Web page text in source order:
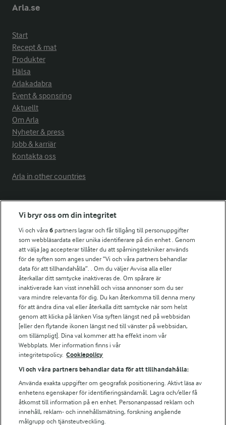
Arla.se
Start
Recept & mat
Produkter
Hälsa
Arlakadabra
Event & sponsring
Aktuellt
Om Arla
Nyheter & press
Jobb & karriär
Kontakta oss
Arla in other countries
Fler Arlasajter
För ägare
Arlas kundportal
Arla.com
Falbygdens Ost
Arla webbshop
Bildbank
Följ oss
Vi bryr oss om din integritet
Vi och våra6 partners lagrar och får tillgång till personuppgifter
som webbläsardata eller unika identifierare på din enhet . Genom
att välja Jag accepterar tillåter du att spårningstekniker används
för de syften som anges under ”Vi och våra partners behandlar
data för att tillhandahålla”. . Om du väljer Avvisa alla eller
återkallar ditt samtycke inaktiveras de. Om spårare är
inaktiverade kan visst innehåll och vissa annonser som du ser
vara mindre relevanta för dig. Du kan återkomma till denna meny
för att ändra dina val eller återkalla ditt samtycke när som helst
genom att klicka på länken Visa syften längst ned på webbsidan
[eller den flytande ikonen längst ned till vänster på webbsidan,
om tillämpligt]. Dina val kommer att ha effekt inom vår
Webbplats. Mer information finns i vår
integritetspolicy. Cookiepolicy
Vi och våra partners behandlar data för att tillhandahålla:
Använda exakta uppgifter om geografisk positionering. Aktivt läsa av
enhetens egenskaper för identifieringsändamål. Lagra och/eller få
åtkomst till information på en enhet. Personanpassad reklam och
innehåll, reklam- och innehållsmätning, forskning angående
målgrupp och tjänsteutveckling.